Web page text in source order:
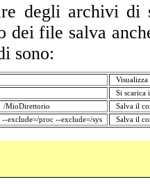
degli archivi di
dei file salva
sono:
Si scarica
/MioDirettorio
Salva il
exclude=/proc --exclude=/sys
Salva il